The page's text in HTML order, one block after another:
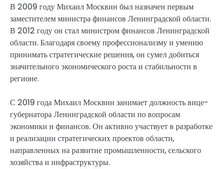
В 2009 году Михаил Москвин был назначен первым
заместителем министра финансов Ленинградской области.
В 2012 году он стал министром финансов Ленинградской
области. Благодаря своему профессионализму и умению
принимать стратегические решения, он сумел добиться
значительного экономического роста и стабильности в
регионе.
С 2019 года Михаил Москвин занимает должность вице-
губернатора Ленинградской области по вопросам
экономики и финансов. Он активно участвует в разработке
и реализации стратегических проектов области,
направленных на развитие промышленности, сельского
хозяйства и инфраструктуры.